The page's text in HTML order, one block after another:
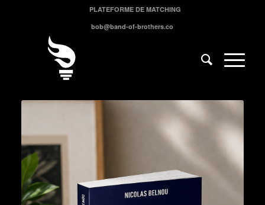
PLATEFORME DE MATCHING
bob@band-of-brothers.co